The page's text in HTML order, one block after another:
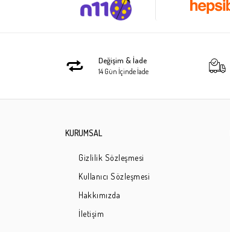
Değişim & İade
14 Gün İçinde İade
KURUMSAL
Gizlilik Sözleşmesi
Kullanıcı Sözleşmesi
Hakkımızda
İletişim